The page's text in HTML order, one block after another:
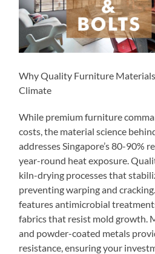
Why Quality Furniture Materials
Climate
While premium furniture
costs, the material science
addresses Singapore’s 80-90%
year-round heat exposure.
kiln-drying processes that
preventing warping and
features antimicrobial
fabrics that resist mold growth.
and powder-coated metals
resistance, ensuring your